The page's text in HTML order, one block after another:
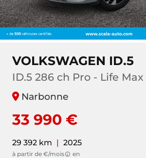
VOLKSWAGEN ID.5
ID.5 286 ch Pro - Life Max
Narbonne
33 990 €
29 392 km | 2025
à partir de €/mois en